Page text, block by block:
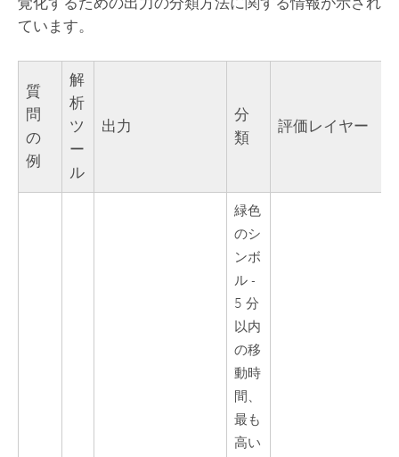
ています。
質
問
の
例
解
析
ツ
ー
ル
出力
分
類
評価レイヤー
緑色
のシ
ンボ
ル -
5 分
以内
の移
動時
間、
最も
高い